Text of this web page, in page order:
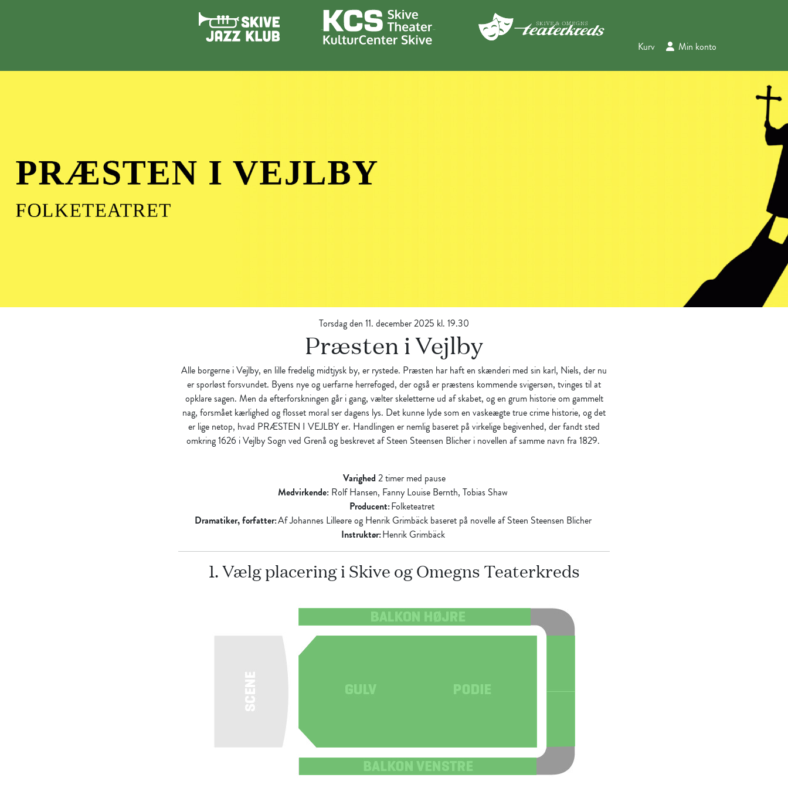
Kurv Min konto
Torsdag den 11. december 2025 kl. 19.30
Præsten i Vejlby
Alle borgerne i Vejlby, en lille fredelig midtjysk by, er rystede. Præsten har haften skænderi med sin karl, Niels, der nu
er sporløst forsvundet. Byens nye og uerfarne herrefoged, der også er præstens kommende svigersøn, tvinges til at
opklare sagen. Men da efterforskningen går i gang, vælter skeletterne ud af skabet, og en grum historie om gammelt
nag, forsmået kærlighed og flosset moral ser dagens lys. Det kunne lyde som en vaskeægte truecrime historie, og det
er lige netop, hvad PRÆSTEN I VEJLBY er. Handlingen er nemlig baseret på virkelige begivenhed, der fandt sted
omkring 1626 i Vejlby Sogn ved Grenå og beskrevet af Steen Steensen Blicher i novellen af samme navn fra 1829.
Varighed 2 timer med pause
Medvirkende: Rolf Hansen, Fanny Louise Bernth, Tobias Shaw
Producent:Folketeatret
Dramatiker, forfatter:Af Johannes Lilleøre og HenrikGrimbäckbaseret på novelle af Steen Steensen Blicher
Instruktør:HenrikGrimbäck
1. Vælg placering i Skive og Omegns Teaterkreds